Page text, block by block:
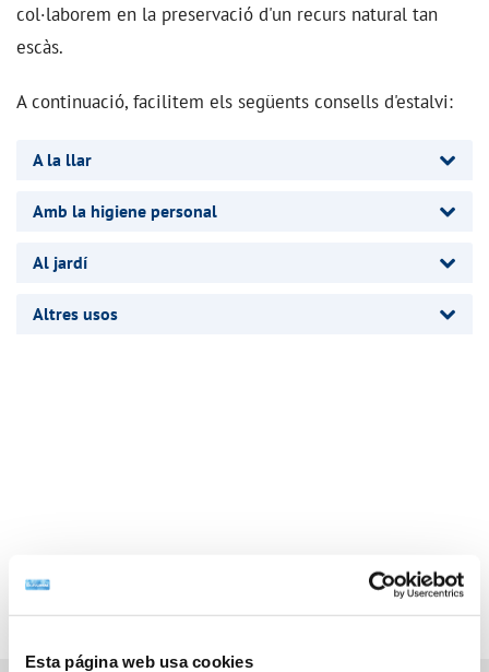
Esta página web usa cookies
col·laborem en la preservació d'un recurs natural tan
escàs.
A continuació, facilitem els següents consells d'estalvi:
A la llar
Amb la higiene personal
Al jardí
Altres usos